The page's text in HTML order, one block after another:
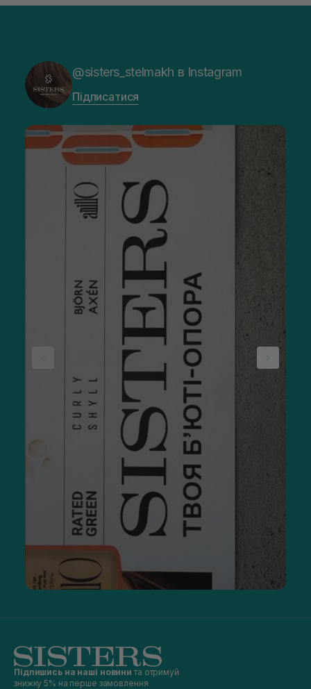
@sisters_stelmakh в Instagram
Підписатися
Підпишись на наші новини та отримуй
знижку 5% на перше замовлення